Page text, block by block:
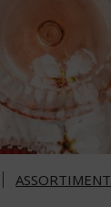
ASSORTIMENT